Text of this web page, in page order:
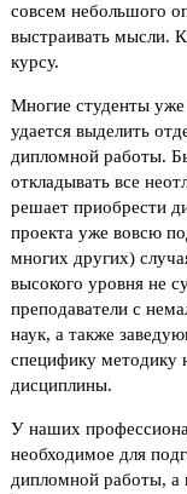
совсем небольшого
выстраивать мысли.
курсу.
Многие студенты
удается выделить
дипломной работы.
откладывать все
решает приобрести
проекта уже вовсю
многих других)
высокого уровня не
преподаватели с
наук, а также
специфику методику
дисциплины.
У наших
необходимое для
дипломной работы, а